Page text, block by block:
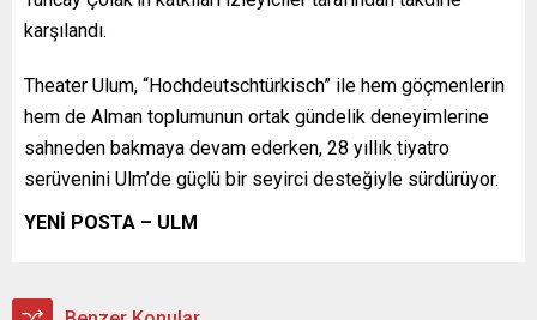
karşılandı.
Theater Ulum, “Hochdeutschtürkisch” ile hem göçmenlerin
hem de Alman toplumunun ortak gündelik deneyimlerine
sahneden bakmaya devam ederken, 28 yıllık tiyatro
serüvenini Ulm’de güçlü bir seyirci desteğiyle sürdürüyor.
YENİ POSTA – ULM